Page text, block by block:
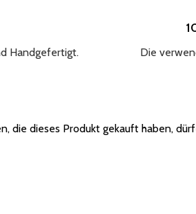
Handgefertigt.
Die
die dieses Produkt gekauft haben,